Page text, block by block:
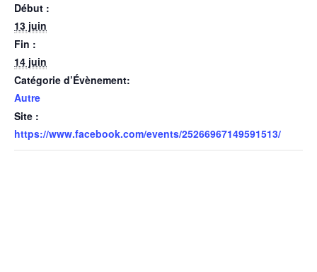
Début :
13 juin
Fin :
14 juin
Catégorie d’Évènement:
Autre
Site :
https://www.facebook.com/events/25266967149591513/